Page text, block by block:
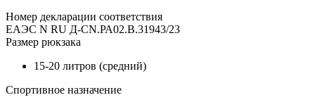
Номер декларации соответствия
ЕАЭС N RU Д-CN.РА02.В.31943/23
Размер рюкзака
15-20 литров (средний)
Спортивное назначение